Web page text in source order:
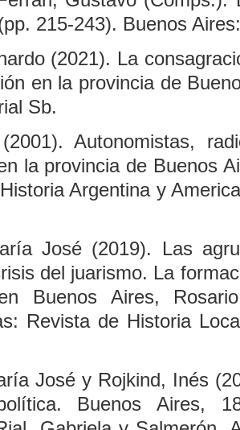
215-243). Buenos
(2021). La
en la provincia de
Sb.
Autonomistas,
la provincia de Buenos
Argentina y
José (2019). Las
del juarismo. La
Buenos Aires,
Revista de Historia
José y Rojkind, Inés
Buenos Aires,